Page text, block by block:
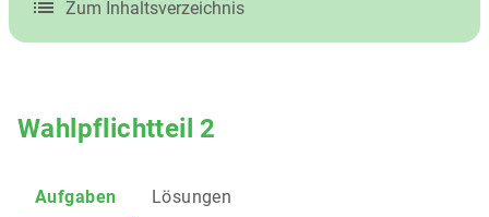
Zum Inhaltsverzeichnis
Wahlpflichtteil 2
Aufgaben Lösungen